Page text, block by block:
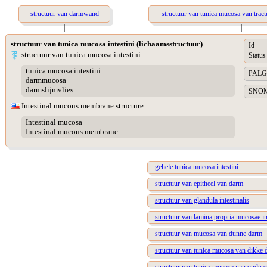
structuur van darmwand
structuur van tunica mucosa van
|
|
structuur van tunica mucosa intestini (lichaamsstructuur)
structuur van tunica mucosa intestini
tunica mucosa intestini
darmmucosa
darmslijmvlies
Intestinal mucous membrane structure
Intestinal mucosa
Intestinal mucous membrane
Id
Status
gehele tunica mucosa intestini
structuur van epitheel van darm
structuur van glandula intestinalis
structuur van lamina propria mucosae
structuur van mucosa van dunne darm
structuur van tunica mucosa van dikke